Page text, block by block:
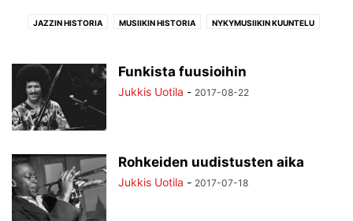
JAZZIN HISTORIA MUSIIKIN HISTORIA NYKYMUSIIKIN KUUNTELU
Funkista fuusioihin
Jukkis Uotila - 2017-08-22
Rohkeiden uudistusten aika
Jukkis Uotila - 2017-07-18